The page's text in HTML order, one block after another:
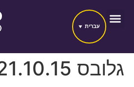
עברית
גלובס 21.10.15